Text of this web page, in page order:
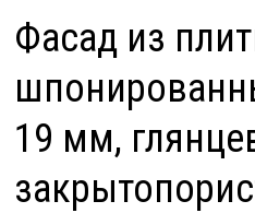
Фасад из
19 мм,